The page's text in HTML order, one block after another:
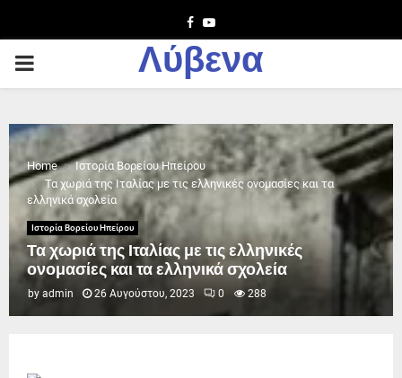
Facebook
Youtube
PRIMARY
Λύβενα
Home
Ιστορία Βορείου Ηπείρου
Τα χωριά της Ιταλίας με τις ελληνικές ονομασίες και τα
ελληνικά σχολεία
Ιστορία Βορείου Ηπείρου
Τα χωριά της Ιταλίας με τις ελληνικές
ονομασίες και τα ελληνικά σχολεία
by admin 26 Αυγούστου, 2023 0 288